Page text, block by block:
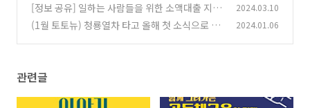
[정보 공유] 일하는 사람들을 위한 소액대출 지원
사업
(0)
2024.03.10
(1월 토토뉴) 청룡열차 타고 올해 첫 소식으로 슈
2024.01.06
관련글